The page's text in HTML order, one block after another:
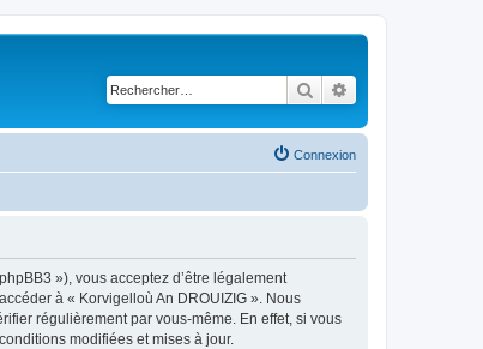
Rechercher
Connexion
»), vous acceptez d’être légalement
à « Korvigelloù An DROUIZIG ». Nous
régulièrement par vous-même. En effet, si vous
modifiées et mises à jour.